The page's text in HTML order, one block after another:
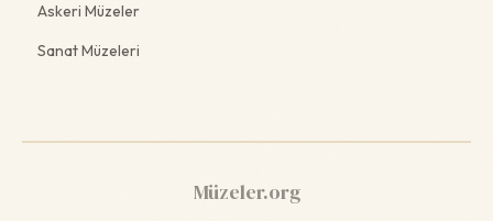
Askeri Müzeler
Sanat Müzeleri
Müzeler.org